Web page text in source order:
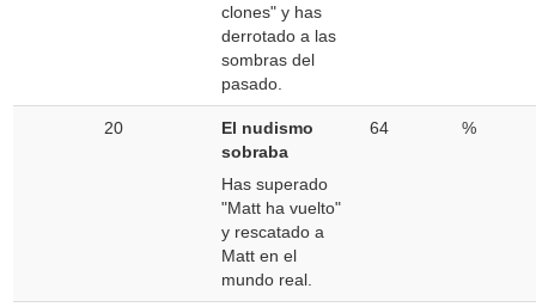
clones" y has
derrotado a las
sombras del
pasado.
20
El nudismo
sobraba
Has superado
"Matt ha vuelto"
y rescatado a
Matt en el
mundo real.
64 %